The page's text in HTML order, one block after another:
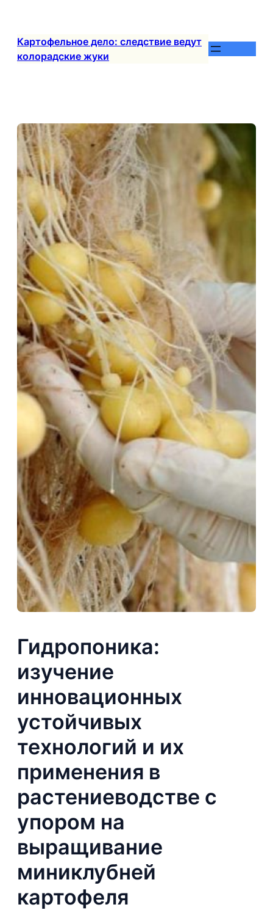
содержимому
Картофельное дело: следствие ведут
колорадские жуки
Гидропоника:
изучение
инновационных
устойчивых
технологий и их
применения в
растениеводстве с
упором на
выращивание
миниклубней
картофеля